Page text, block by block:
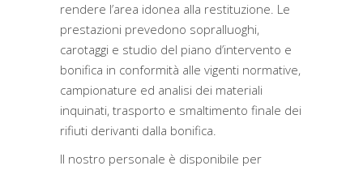
rendere l’area idonea alla restituzione. Le
prestazioni prevedono sopralluoghi,
carotaggi e studio del piano d’intervento e
bonifica in conformità alle vigenti normative,
campionature ed analisi dei materiali
inquinati, trasporto e smaltimento finale dei
rifiuti derivanti dalla bonifica.
Il nostro personale è disponibile per